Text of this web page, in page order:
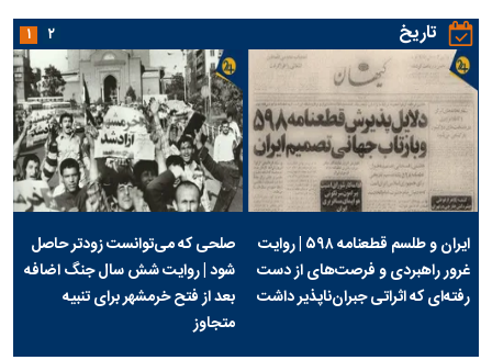
تاریخ
ایران و طلسم قطعنامه ۵۹۸ | روایت
غرور راهبردی و فرصت‌های از دست
رفته‌ای که اثراتی جبران‌ناپذیر داشت
صلحی که می‌توانست زودتر حاصل
شود | روایت شش سال جنگ اضافه
بعد از فتح خرمشهر برای تنبیه
متجاوز
۱ ۲